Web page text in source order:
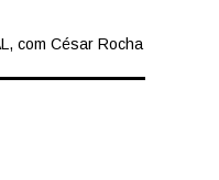
com César Rocha